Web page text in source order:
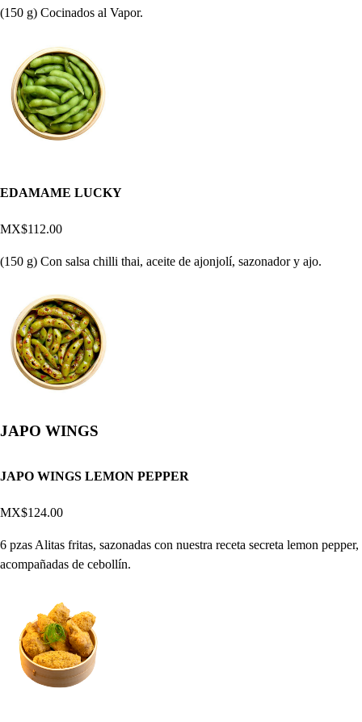
(150 g) Cocinados al Vapor.
EDAMAME LUCKY
MX$112.00
(150 g) Con salsa chilli thai, aceite de ajonjolí, sazonador y ajo.
JAPO WINGS
JAPO WINGS LEMON PEPPER
MX$124.00
6 pzas Alitas fritas, sazonadas con nuestra receta secreta lemon pepper,
acompañadas de cebollín.